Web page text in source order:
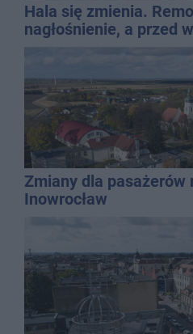
Hala się zmienia.
nagłośnienie, a przed
QEMETICA ARENA
Zmiany dla pasażerów
Inowrocław